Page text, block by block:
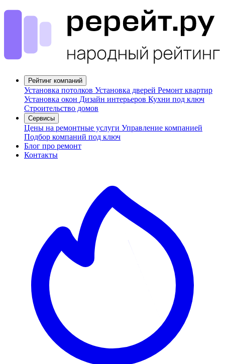
Рейтинг компаний
Установка потолков Установка дверей Ремонт квартир
Установка окон Дизайн интерьеров Кухни под ключ
Строительство домов
Сервисы
Цены на ремонтные услуги Управление компанией
Подбор компаний под ключ
Блог про ремонт
Контакты